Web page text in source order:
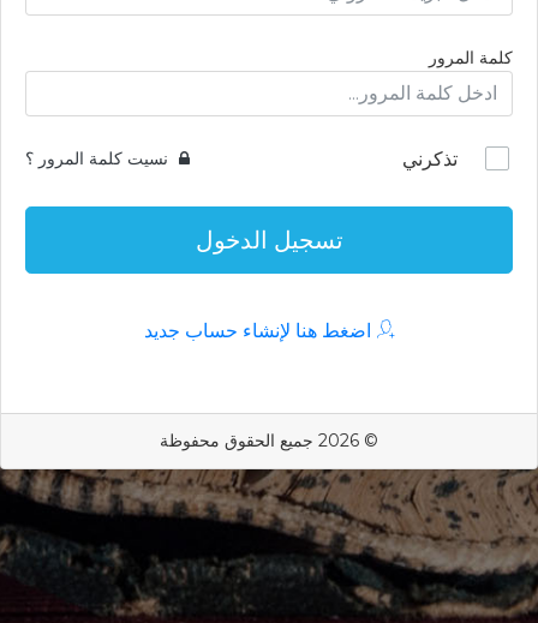
كلمة المرور
تذكرني نسيت كلمة المرور ؟
تسجيل الدخول
اضغط هنا لإنشاء حساب جديد
© 2026 جميع الحقوق محفوظة